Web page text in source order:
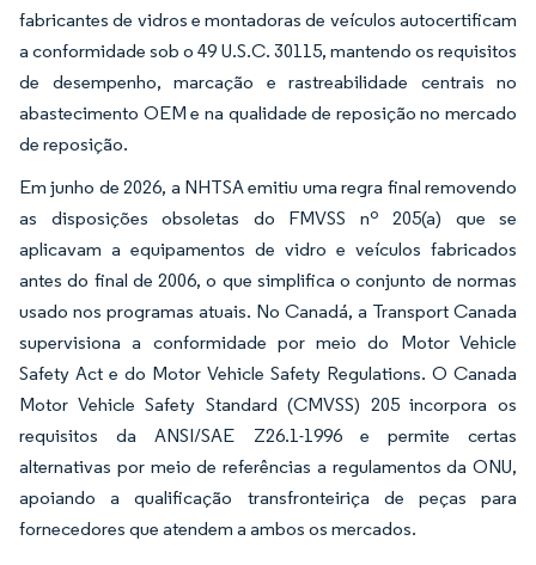
fabricantes de vidros e montadoras de veículos autocertificam
a conformidade sob o 49 U.S.C. 30115, mantendo os requisitos
de desempenho, marcação e rastreabilidade centrais no
abastecimento OEM e na qualidade de reposição no mercado
de reposição.
Em junho de 2026, a NHTSA emitiu uma regra final removendo
as disposições obsoletas do FMVSS nº 205(a) que se
aplicavam a equipamentos de vidro e veículos fabricados
antes do final de 2006, o que simplifica o conjunto de normas
usado nos programas atuais. No Canadá, a Transport Canada
supervisiona a conformidade por meio do Motor Vehicle
Safety Act e do Motor Vehicle Safety Regulations. O Canada
Motor Vehicle Safety Standard (CMVSS) 205 incorpora os
requisitos da ANSI/SAE Z26.1-1996 e permite certas
alternativas por meio de referências a regulamentos da ONU,
apoiando a qualificação transfronteiriça de peças para
fornecedores que atendem a ambos os mercados.